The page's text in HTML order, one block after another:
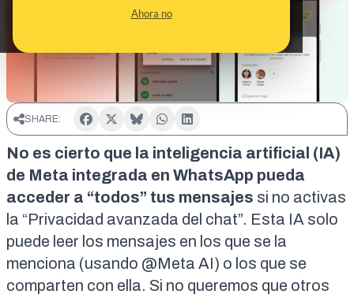
Ahora no
SHARE:
No es cierto que la inteligencia artificial (IA)
de Meta integrada en WhatsApp pueda
acceder a “todos” tus mensajes si no activas
la “Privacidad avanzada del chat”. Esta IA solo
puede leer los mensajes en los que se la
menciona (usando @Meta AI) o los que se
comparten con ella. Si no queremos que otros